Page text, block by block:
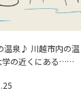
温泉♪ 川越市内の温
学の近くにある……